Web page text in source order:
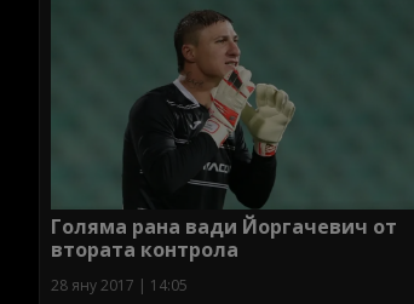
Голяма рана вади Йоргачевич от
втората контрола
28 яну 2017 | 14:05